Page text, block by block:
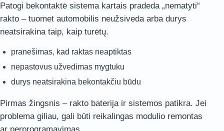
Patogi bekontaktė sistema kartais pradeda „nematyti“
rakto – tuomet automobilis neužsiveda arba durys
neatsirakina taip, kaip turėtų.
pranešimas, kad raktas neaptiktas
nepastovus užvedimas mygtuku
durys neatsirakina bekontakčiu būdu
Pirmas žingsnis – rakto baterija ir sistemos patikra. Jei
problema giliau, gali būti reikalingas modulio remontas